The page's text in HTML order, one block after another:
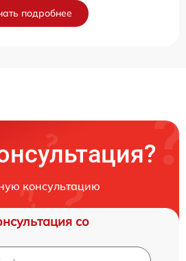
подробнее
консультацию
со